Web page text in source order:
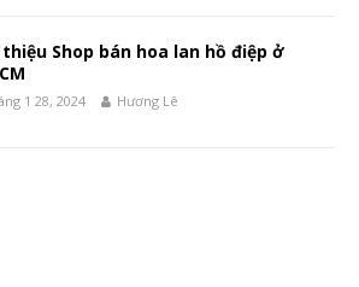
Shop bán hoa lan hồ điệp ở
1 28, 2024 Hương Lê